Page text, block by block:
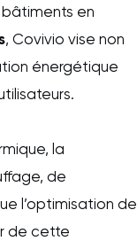
en
, Covivio vise non
énergétique
la
de
l’optimisation de
de cette